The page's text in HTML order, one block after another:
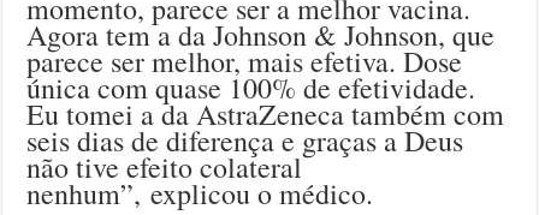
momento, parece ser a melhor vacina.
Agora tem a da Johnson & Johnson, que
parece ser melhor, mais efetiva. Dose
única com quase 100% de efetividade.
Eu tomei a da AstraZeneca também com
seis dias de diferença e graças a Deus
não tive efeito colateral
nenhum”, explicou o médico.